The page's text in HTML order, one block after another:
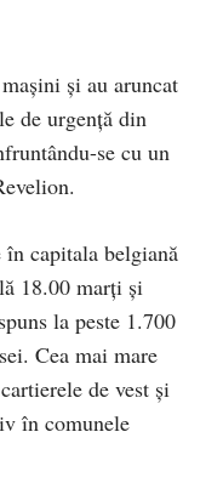
şi au aruncat
de urgenţă din
se cu un
în capitala belgiană
18.00 marţi şi
la peste 1.700
Cea mai mare
de vest şi
în comunele